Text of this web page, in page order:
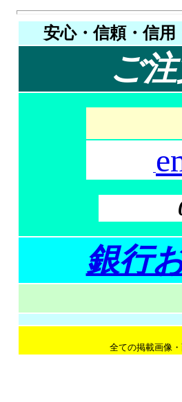
安心・信頼・信用
ご
銀行
全ての掲載画像